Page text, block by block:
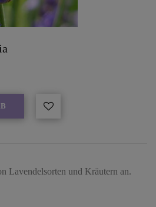
Lavendelsorten und Kräutern an.